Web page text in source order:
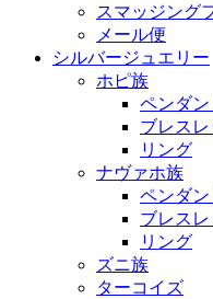
スマッジング
メール便
シルバージュエリー
ホピ族
ペンダン
ブレスレ
リング
ナヴァホ族
ペンダン
ブレスレ
リング
ズニ族
ターコイズ